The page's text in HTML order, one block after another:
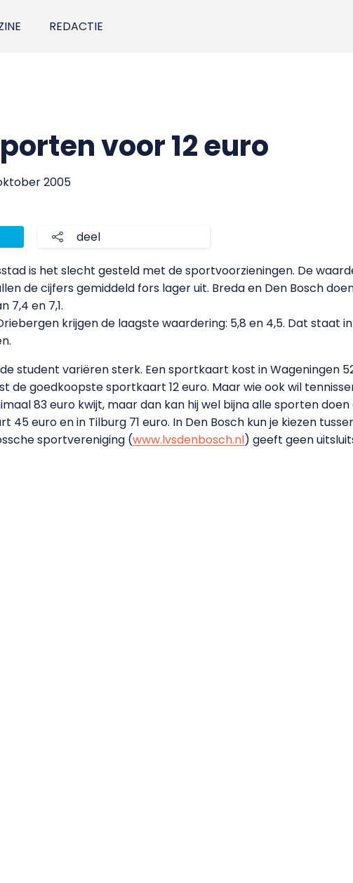
REDACTIE
voor 12 euro
2005
deel
is het slecht gesteld met de sportvoorzieningen. De
de cijfers gemiddeld fors lager uit. Breda en Den Bosch
7,4 en 7,1.
krijgen de laagste waardering: 5,8 en 4,5. Dat staat
student variëren sterk. Een sportkaart kost in Wageningen
de goedkoopste sportkaart 12 euro. Maar wie ook wil
83 euro kwijt, maar dan kan hij wel bijna alle sporten doen
45 euro en in Tilburg 71 euro. In Den Bosch kun je kiezen
sportvereniging (www.lvsdenbosch.nl) geeft geen